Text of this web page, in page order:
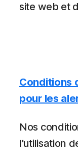
site web et
Conditions
pour les
Nos
l'utilisation